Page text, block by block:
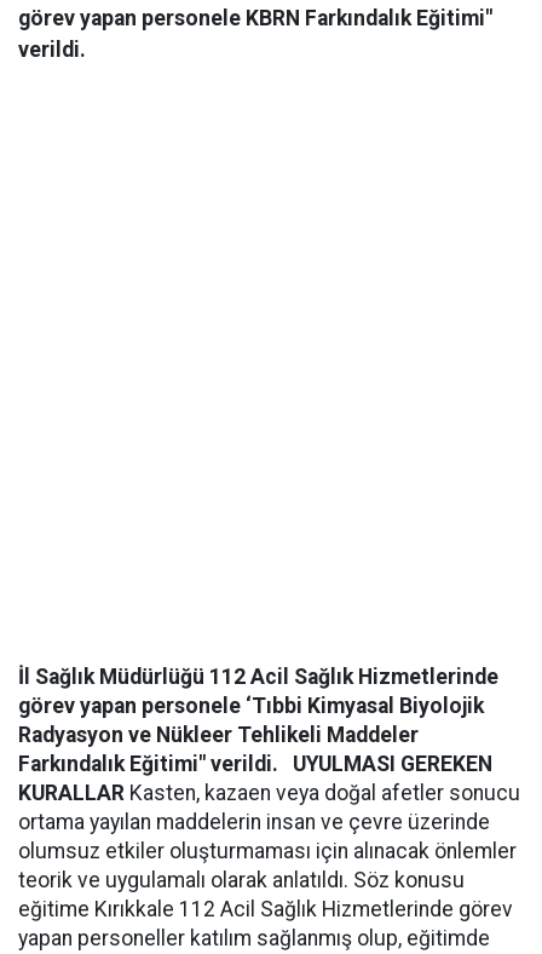
görev yapan personele KBRN Farkındalık Eğitimi"
verildi.
İl Sağlık Müdürlüğü 112 Acil Sağlık Hizmetlerinde
görev yapan personele ‘Tıbbi Kimyasal Biyolojik
Radyasyon ve Nükleer Tehlikeli Maddeler
Farkındalık Eğitimi" verildi.
UYULMASI GEREKEN
KURALLAR Kasten, kazaen veya doğal afetler sonucu
ortama yayılan maddelerin insan ve çevre üzerinde
olumsuz etkiler oluşturmaması için alınacak önlemler
teorik ve uygulamalı olarak anlatıldı. Söz konusu
eğitime Kırıkkale 112 Acil Sağlık Hizmetlerinde görev
yapan personeller katılım sağlanmış olup, eğitimde